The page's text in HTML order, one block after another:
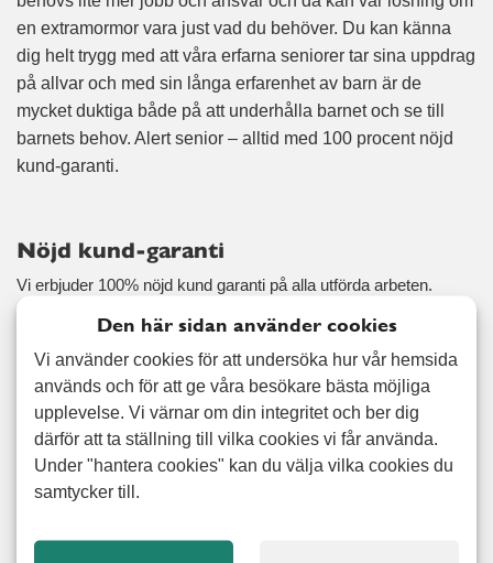
en extramormor vara just vad du behöver. Du kan känna
dig helt trygg med att våra erfarna seniorer tar sina uppdrag
på allvar och med sin långa erfarenhet av barn är de
mycket duktiga både på att underhålla barnet och se till
barnets behov. Alert senior – alltid med 100 procent nöjd
kund-garanti.
Nöjd kund-garanti
Vi erbjuder 100% nöjd kund garanti på alla utförda arbeten.
Relaterade tjänster
Förutom barnvakt erbjuder vi även:
Hemservice
Flyttstädning
Den här sidan använder cookies
Vi använder cookies för att undersöka hur vår hemsida
används och för att ge våra besökare bästa möjliga
upplevelse. Vi värnar om din integritet och ber dig
därför att ta ställning till vilka cookies vi får använda.
Under "hantera cookies" kan du välja vilka cookies du
samtycker till.